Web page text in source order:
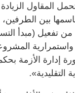
المقاول الزيادة
بين
من تفعيل (مبدأ
واستمرارية
إدارة الأزمة
التقليدية».